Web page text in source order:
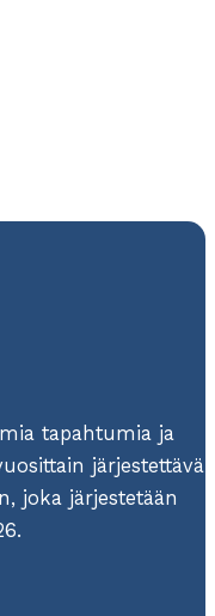
tapahtumia ja
järjestettävä
joka järjestetään